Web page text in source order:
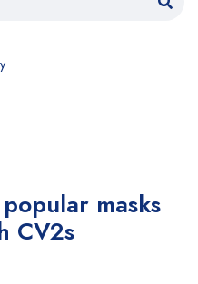
masks
CV2s